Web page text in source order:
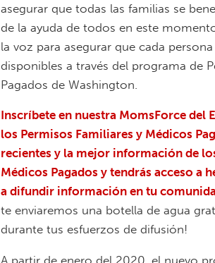
asegurar que todas las familias se
de la ayuda de todos en este
la voz para asegurar que cada
disponibles a través del programa de
Pagados de Washington.
Inscríbete en nuestra MomsForce del
los Permisos Familiares y Médicos
recientes y la mejor información de
Médicos Pagados y tendrás acceso a
a difundir información en tu
te enviaremos una botella de agua
durante tus esfuerzos de difusión!